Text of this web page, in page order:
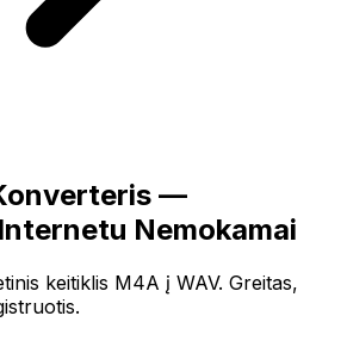
—
Nemokamai
keitiklis M4A į WAV. Greitas,